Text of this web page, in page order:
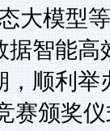
大模型
据智能
，顺利
赛颁奖仪